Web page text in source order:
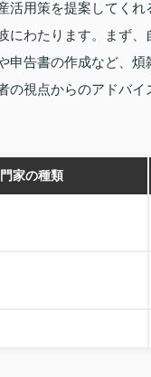
用策を提案してくれ
にわたります。まず
申告書の作成など、
の視点からのアドバ
家の種類